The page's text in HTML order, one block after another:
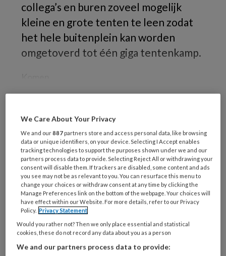
collega’s en buren zoveel mogelijk
kleine en grote tenten te leen zodat
het hele buitenplein kan worden
omgetoverd tot één giga tentenkamp.
REGISTREREN
Wil je dit artikel lezen?
Maak gratis een account aan en lees 2
artikelen gratis per maand
Al een account of abonnement?Log dan in
Wat
is
We Care About Your Privacy
We and our887 partners store and access personal data, like browsing
data or unique identifiers, on your device. Selecting I Accept enables
tracking technologies to support the purposes shown under we and our
partners process data to provide. Selecting Reject All or withdrawing your
consent will disable them. If trackers are disabled, some content and ads
you see may not be as relevant to you. You can resurface this menu to
change your choices or withdraw consent at any time by clicking the
Manage Preferences link on the bottom of the webpage. Your choices will
have effect within our Website. For more details, refer to our Privacy
Policy. Privacy Statement
Would you rather not? Then we only place essential and statistical
cookies, these do not record any data about you as a person
We and our partners process data to provide: